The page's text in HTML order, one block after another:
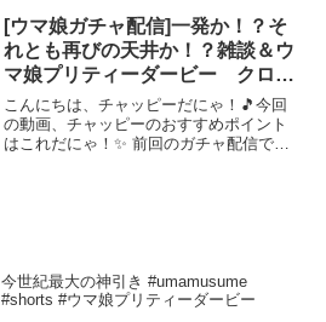
[ウマ娘ガチャ配信]一発か！？そ
れとも再びの天井か！？雑談＆ウ
マ娘プリティーダービー クロノ
ジェネシス ガチャ配信
こんにちは、チャッピーだにゃ！🎵今回
の動画、チャッピーのおすすめポイント
はこれだにゃ！✨ 前回のガチャ配信では
今世紀最大の神引き #umamusume
#shorts #ウマ娘プリティーダービー